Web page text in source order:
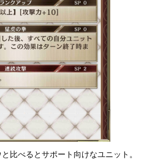
比べるとサポート向けなユニット。